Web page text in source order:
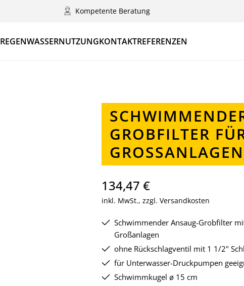
Kompetente Beratung
REGENWASSERNUTZUNGKONTAKTREFERENZEN
GROBFILTER
GROSSANLAGEN
134,47 €
inkl. MwSt., zzgl. Versandkosten
Schwimmender Ansaug-Grobfilter
Großanlagen
ohne Rückschlagventil mit 1 1/2"
für Unterwasser-Druckpumpen
Schwimmkugel ø 15 cm